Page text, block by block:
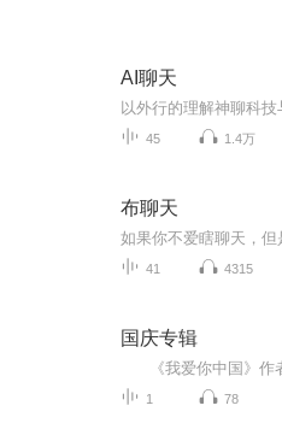
AI聊天
45 1.4万
布聊天
41 4315
国庆专辑
1 78